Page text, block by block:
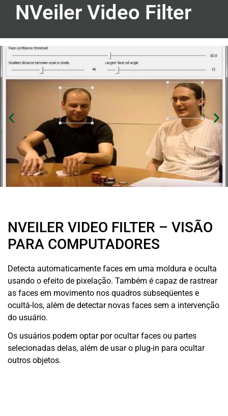
NVeiler Video Filter
NVEILER VIDEO FILTER – VISÃO
PARA COMPUTADORES
Detecta automaticamente faces em uma moldura e oculta
usando o efeito de pixelação. Também é capaz de rastrear
as faces em movimento nos quadros subseqüentes e
ocultá-los, além de detectar novas faces sem a intervenção
do usuário.
Os usuários podem optar por ocultar faces ou partes
selecionadas delas, além de usar o plug-in para ocultar
outros objetos.